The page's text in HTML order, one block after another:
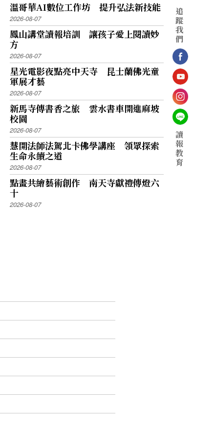
溫哥華AI數位工作坊 提升弘法新技能
2026-08-07
鳳山講堂讀報培訓 讓孩子愛上閱讀妙
方
2026-08-07
星光電影夜點亮中天寺 昆士蘭佛光童
軍展才藝
2026-08-07
新馬寺傳書香之旅 雲水書車開進麻坡
校園
2026-08-07
慧開法師法駕北卡佛學講座 領眾探索
生命永續之道
2026-08-07
點畫共繪藝術創作 南天寺獻禮傳燈六
十
2026-08-07
追
蹤
我
們
讀
報
教
育